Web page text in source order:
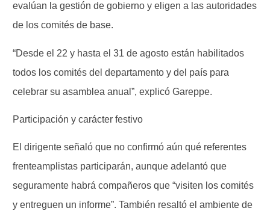
evalúan la gestión de gobierno y eligen a las autoridades
de los comités de base.
“Desde el 22 y hasta el 31 de agosto están habilitados
todos los comités del departamento y del país para
celebrar su asamblea anual”, explicó Gareppe.
Participación y carácter festivo
El dirigente señaló que no confirmó aún qué referentes
frenteamplistas participarán, aunque adelantó que
seguramente habrá compañeros que “visiten los comités
y entreguen un informe”. También resaltó el ambiente de